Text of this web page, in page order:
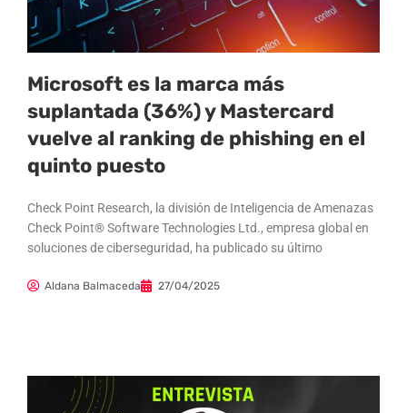
Microsoft es la marca más
suplantada (36%) y Mastercard
vuelve al ranking de phishing en el
quinto puesto
Check Point Research, la división de Inteligencia de Amenazas
Check Point® Software Technologies Ltd., empresa global en
soluciones de ciberseguridad, ha publicado su último
Aldana Balmaceda 27/04/2025